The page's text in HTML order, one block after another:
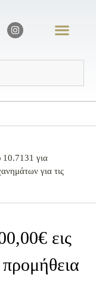
10.7131 για
για τις
εις